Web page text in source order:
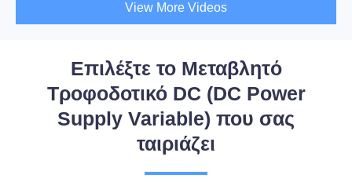
View More Videos
Επιλέξτε το Μεταβλητό
Τροφοδοτικό DC (DC Power
Supply Variable) που σας
ταιριάζει